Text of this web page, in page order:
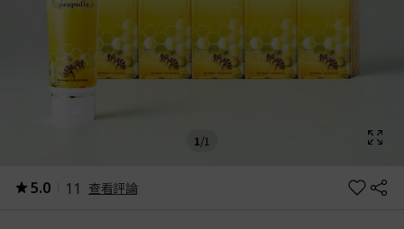
1/1
5.0 11 查看評論